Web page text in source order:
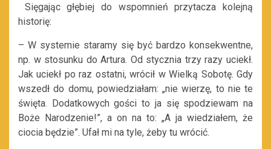
Sięgając głębiej do wspomnień przytacza kolejną
historię:
– W systemie staramy się być bardzo konsekwentne,
np. w stosunku do Artura. Od stycznia trzy razy uciekł.
Jak uciekł po raz ostatni, wrócił w Wielką Sobotę. Gdy
wszedł do domu, powiedziałam: „nie wierzę, to nie te
święta. Dodatkowych gości to ja się spodziewam na
Boże Narodzenie!”, a on na to: „A ja wiedziałem, że
ciocia będzie”. Ufał mi na tyle, żeby tu wrócić.